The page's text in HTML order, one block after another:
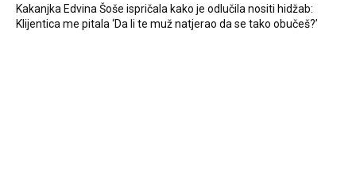
Kakanjka Edvina Šoše ispričala kako je odlučila nositi hidžab:
Klijentica me pitala ‘Da li te muž natjerao da se tako obučeš?’